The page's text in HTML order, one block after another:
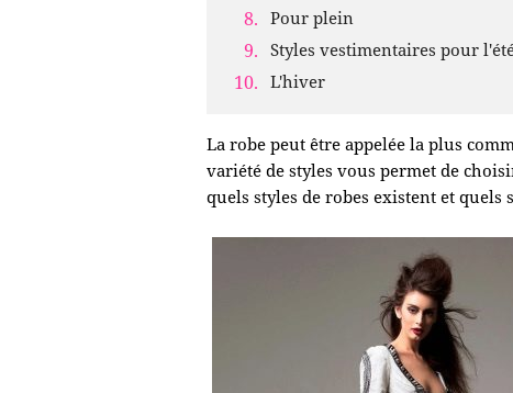
Pour plein
Styles vestimentaires pour
L'hiver
La robe peut être appelée la plus
variété de styles vous permet de
quels styles de robes existent et